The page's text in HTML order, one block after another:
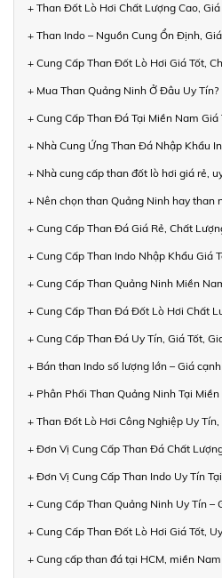
+ Than Đốt Lò Hơi Chất Lượng Cao, Giá
+ Than Indo – Nguồn Cung Ổn Định,
+ Cung Cấp Than Đốt Lò Hơi Giá Tốt,
+ Mua Than Quảng Ninh Ở Đâu Uy Tín?
+ Cung Cấp Than Đá Tại Miền Nam Giá
+ Nhà Cung Ứng Than Đá Nhập Khẩu
+ Nhà cung cấp than đốt lò hơi giá rẻ,
+ Nên chọn than Quảng Ninh hay than
+ Cung Cấp Than Đá Giá Rẻ, Chất
+ Cung Cấp Than Indo Nhập Khẩu Giá
+ Cung Cấp Than Quảng Ninh Miền
+ Cung Cấp Than Đá Đốt Lò Hơi Chất
+ Cung Cấp Than Đá Uy Tín, Giá Tốt,
+ Bán than Indo số lượng lớn – Giá
+ Phân Phối Than Quảng Ninh Tại
+ Than Đốt Lò Hơi Công Nghiệp Uy Tín,
+ Đơn Vị Cung Cấp Than Đá Chất
+ Đơn Vị Cung Cấp Than Indo Uy Tín
+ Cung Cấp Than Quảng Ninh Uy Tín –
+ Cung Cấp Than Đốt Lò Hơi Giá Tốt,
+ Cung cấp than đá tại HCM, miền